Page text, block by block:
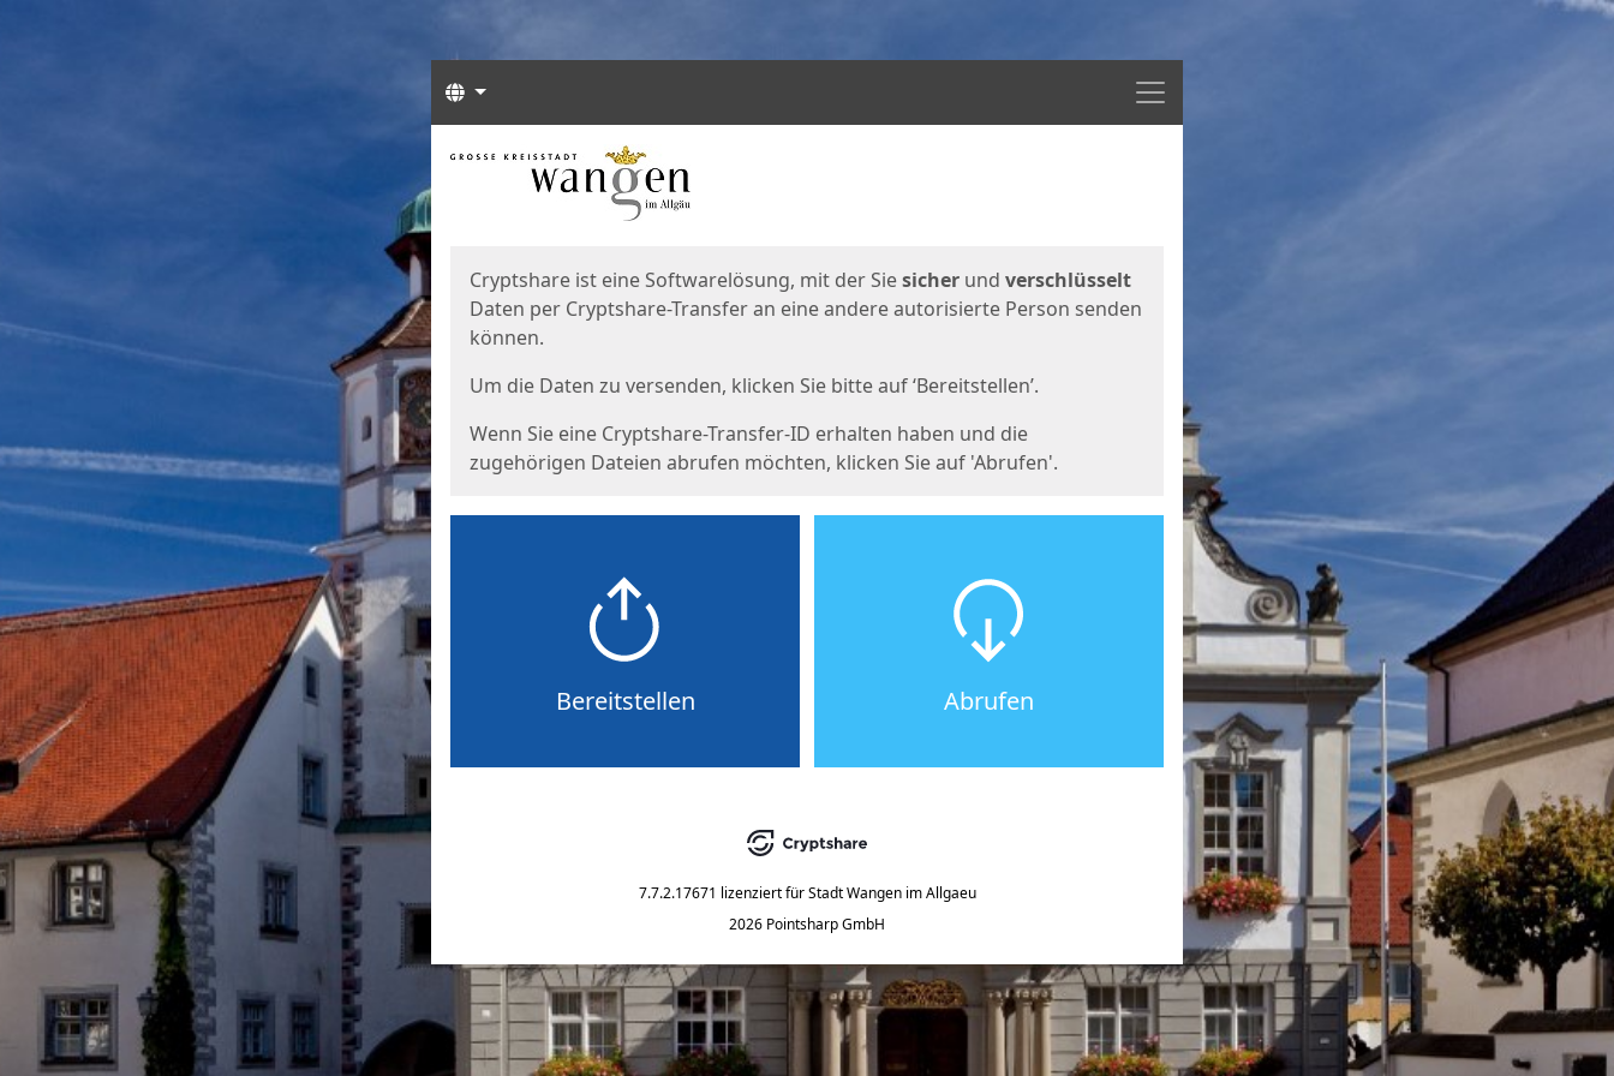
Menü
Sprachen
Start
Cryptshare ist eine Softwarelösung, mit der Siesicher und verschlüsselt
Daten per Cryptshare-Transfer an eine andere autorisierte Person senden
können.
Um die Daten zu versenden, klicken Sie bitte auf ‘Bereitstellen’.
Wenn Sie eine Cryptshare-Transfer-ID erhalten haben und die
zugehörigen Dateien abrufen möchten, klicken Sie auf 'Abrufen'.
Bereitstellen Abrufen
7.7.2.17671 lizenziert für Stadt Wangen im Allgaeu
2026 Pointsharp GmbH